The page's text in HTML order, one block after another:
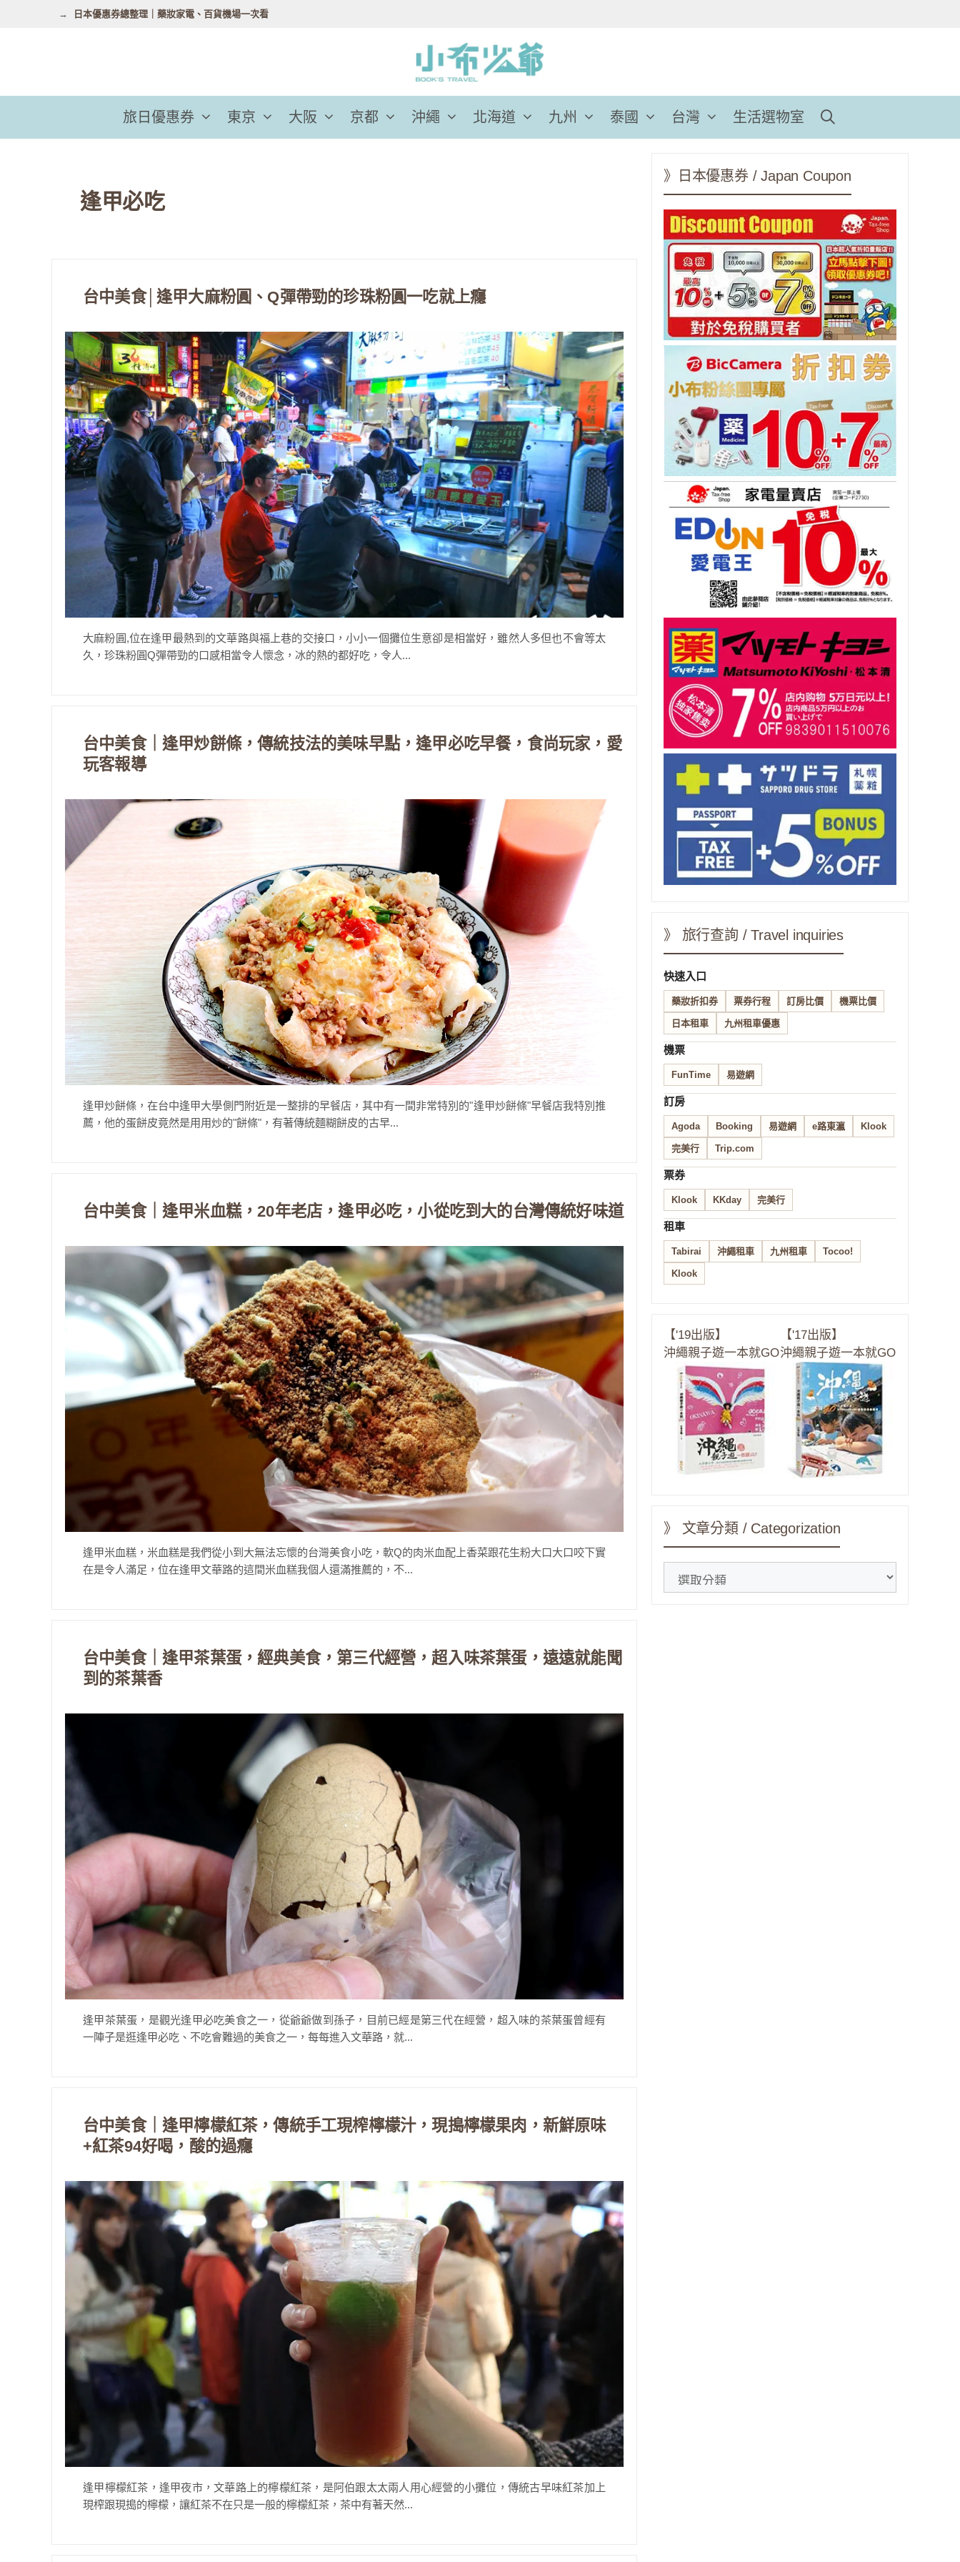
容
日本優惠券總整理｜藥妝家電、百貨機場一次看
旅日優惠券 東京 大阪 京都 沖繩 北海道 九州 泰國 台灣 生活選物室
逢甲必吃
台中美食│逢甲大麻粉圓、Q彈帶勁的珍珠粉圓一吃就上癮
大麻粉圓,位在逢甲最熱到的文華路與福上巷的交接口，小小一個攤位生意卻是相當好，雖然人多但也不會等太
久，珍珠粉圓Q彈帶勁的口感相當令人懷念，冰的熱的都好吃，令人...
台中美食｜逢甲炒餅條，傳統技法的美味早點，逢甲必吃早餐，食尚玩家，愛
玩客報導
逢甲炒餅條，在台中逢甲大學側門附近是一整排的早餐店，其中有一間非常特別的"逢甲炒餅條"早餐店我特別推
薦，他的蛋餅皮竟然是用用炒的"餅條"，有著傳統麵糊餅皮的古早...
台中美食｜逢甲米血糕，20年老店，逢甲必吃，小從吃到大的台灣傳統好味道
逢甲米血糕，米血糕是我們從小到大無法忘懷的台灣美食小吃，軟Q的肉米血配上香菜跟花生粉大口大口咬下實
在是令人滿足，位在逢甲文華路的這間米血糕我個人還滿推薦的，不...
台中美食｜逢甲茶葉蛋，經典美食，第三代經營，超入味茶葉蛋，遠遠就能聞
到的茶葉香
逢甲茶葉蛋，是觀光逢甲必吃美食之一，從爺爺做到孫子，目前已經是第三代在經營，超入味的茶葉蛋曾經有
一陣子是逛逢甲必吃、不吃會難過的美食之一，每每進入文華路，就...
台中美食｜逢甲檸檬紅茶，傳統手工現榨檸檬汁，現搗檸檬果肉，新鮮原味
+紅茶94好喝，酸的過癮
逢甲檸檬紅茶，逢甲夜市，文華路上的檸檬紅茶，是阿伯跟太太兩人用心經營的小攤位，傳統古早味紅茶加上
現榨跟現搗的檸檬，讓紅茶不在只是一般的檸檬紅茶，茶中有著天然...
》日本優惠券 / Japan Coupon
》 旅行查詢 / Travel inquiries
快速入口
藥妝折扣券 票券行程 訂房比價 機票比價
日本租車 九州租車優惠
機票
FunTime 易遊網
訂房
Agoda Booking 易遊網 e路東瀛 Klook
完美行 Trip.com
票券
Klook KKday 完美行
租車
Tabirai 沖繩租車 九州租車 Tocoo!
Klook
【'19出版】
沖繩親子遊一本就GO
【'17出版】
沖繩親子遊一本就GO
》 文章分類 / Categorization